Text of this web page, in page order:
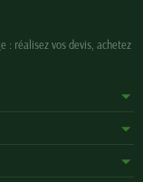
: réalisez vos devis, achetez